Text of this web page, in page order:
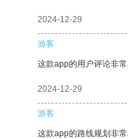
2024-12-29
游客
这款app的用户评论非
2024-12-29
游客
这款app的路线规划非